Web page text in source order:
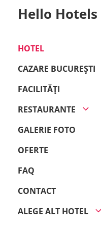
Hello
HOTEL
CAZARE BUCUREȘTI
FACILITĂȚI
RESTAURANTE
GALERIE FOTO
OFERTE
FAQ
CONTACT
ALEGE ALT HOTEL